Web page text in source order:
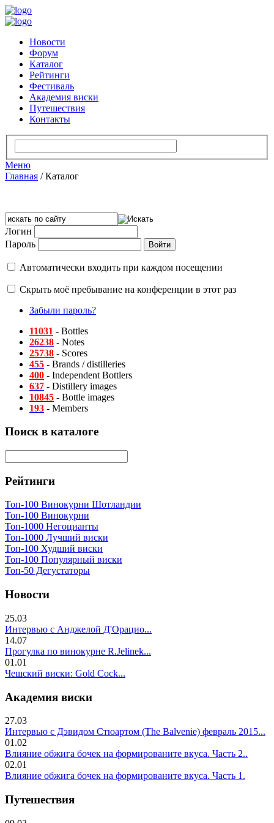
Новости
Форум
Каталог
Рейтинги
Фестиваль
Академия виски
Путешествия
Контакты
Меню
Главная /Каталог
Логин
Пароль
Автоматически входить при каждом посещении
Скрыть моё пребывание на конференции в этот раз
Забыли пароль?
11031 - Bottles
26238 - Notes
25738 - Scores
455 - Brands / distilleries
400 - Independent Bottlers
637 - Distillery images
10845 - Bottle images
193 - Members
Поиск в каталоге
Рейтинги
Топ-100 Винокурни Шотландии
Топ-100 Винокурни
Топ-1000 Негоцианты
Топ-1000 Лучший виски
Топ-100 Худший виски
Топ-100 Популярный виски
Топ-50 Дегустаторы
Новости
25.03
Интервью с Анджелой Д'Орацио...
14.07
Прогулка по винокурне R.Jelinek...
01.01
Чешский виски: Gold Cock...
Академия виски
27.03
Интервью с Дэвидом Стюартом (The Balvenie) февраль 2015...
01.02
Влияние обжига бочек на формированите вкуса. Часть 2..
02.01
Влияние обжига бочек на формированите вкуса. Часть 1.
Путешествия